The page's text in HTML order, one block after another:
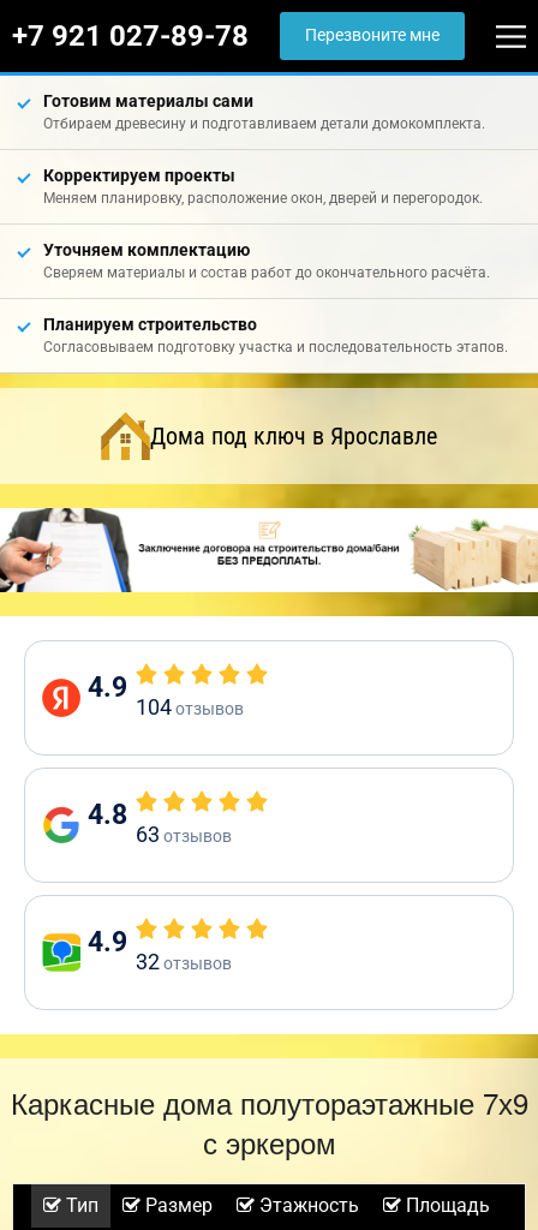
+7 921 027-89-78 Перезвоните мне
Готовим материалы сами
Отбираем древесину и подготавливаем детали домокомплекта.
Корректируем проекты
Меняем планировку, расположение окон, дверей и перегородок.
Уточняем комплектацию
Сверяем материалы и состав работ до окончательного расчёта.
Планируем строительство
Согласовываем подготовку участка и последовательность этапов.
Дома под ключ в Ярославле
4.9
104отзывов
4.8
63 отзывов
4.9
32отзывов
Каркасные дома полутораэтажные 7х9
с эркером
Тип Размер Этажность
Площадь